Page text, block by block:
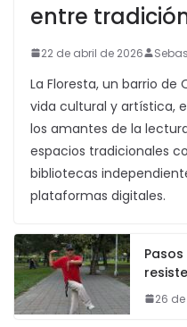
entre
22 de abril de 2026
La Floresta, un barrio
vida cultural y artística,
los amantes de la
espacios tradicionales
bibliotecas
plataformas digitales.
26